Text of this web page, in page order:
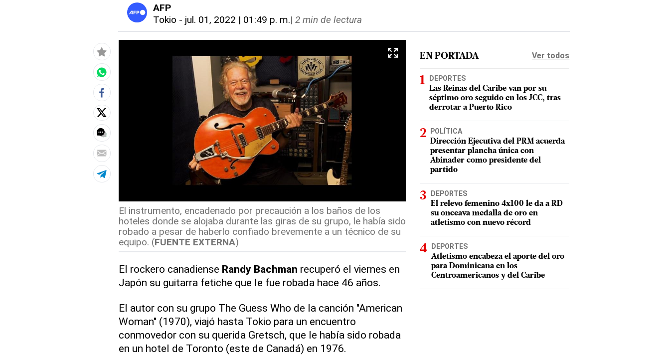
AFP
Tokio - jul. 01, 2022 | 01:49 p. m.| 2 min de lectura
El instrumento, encadenado por precaución a los baños de los
hoteles donde se alojaba durante las giras de su grupo, le había sido
robado a pesar de haberlo confiado brevemente a un técnico de su
equipo. (FUENTE EXTERNA)
El rockero canadiense Randy Bachman recuperó el viernes en
Japón su guitarra fetiche que le fue robada hace 46 años.
El autor con su grupo The Guess Who de la canción "American
Woman" (1970), viajó hasta Tokio para un encuentro
conmovedor con su querida Gretsch, que le había sido robada
en un hotel de Toronto (este de Canadá) en 1976.
EN PORTADA Ver todos
DEPORTES
Las Reinas del Caribe van por su
séptimo oro seguido en los JCC, tras
derrotar a Puerto Rico
POLÍTICA
Dirección Ejecutiva del PRM acuerda
presentar plancha única con
Abinader como presidente del
partido
DEPORTES
El relevo femenino 4x100 le da a RD
su onceava medalla de oro en
atletismo con nuevo récord
DEPORTES
Atletismo encabeza el aporte del oro
para Dominicana en los
Centroamericanos y del Caribe